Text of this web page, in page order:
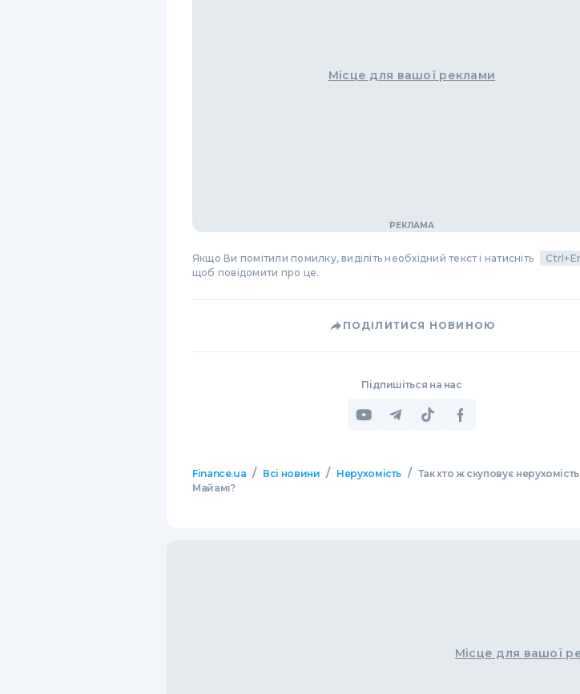
Місце для вашої реклами
Якщо Ви помітили помилку, виділіть необхідний текст і натисніть
щоб повідомити про це.
ПОДІЛИТИСЯ НОВИНОЮ
Підпишіться на нас
Finance.ua / Всі новини / Нерухомість / Так хто ж скуповує
Майамі?
Місце для вашої